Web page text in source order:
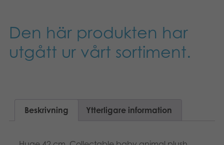
Applikationer
Norsk
Polski
Den här produkten har
utgått ur vårt sortiment.
Beskrivning Ytterligare information